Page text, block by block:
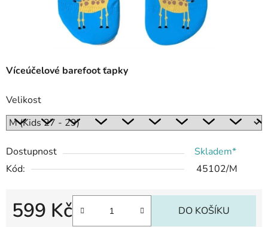
Víceúčelové barefoot ťapky
Velikost
Dostupnost
Skladem*
Kód:
45102/M
599 Kč DO KOŠÍKU